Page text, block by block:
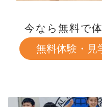
今なら無料で
無料体験・見